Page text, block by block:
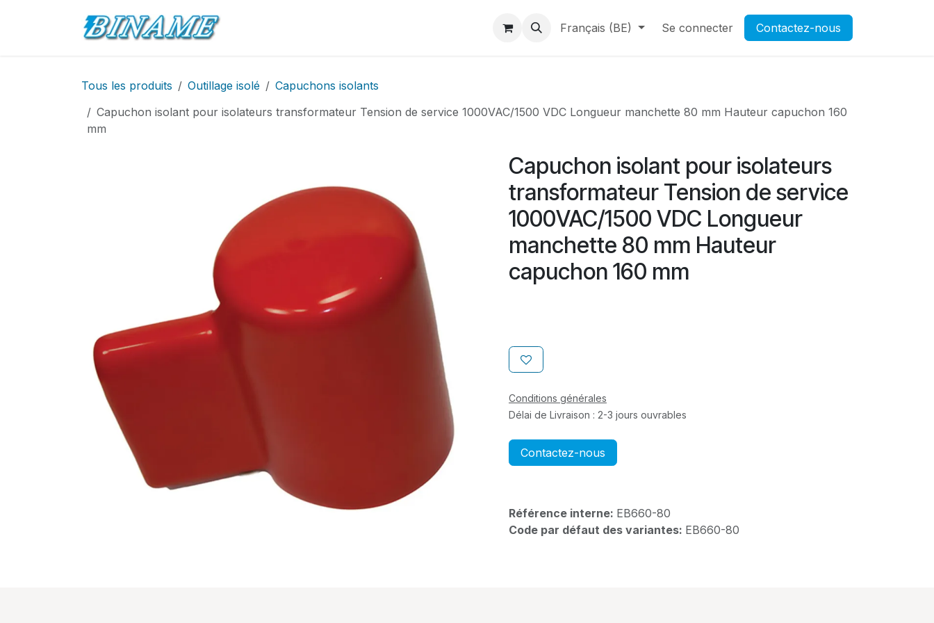
À propos de BINAME Contactez-nous Rendez-vous Ouverture d'un compte
Français (BE) Se connecter Contactez-nous
Tous les produits Outillage isolé
Capuchons isolants
Capuchon isolant pour isolateurs transformateur Tension de service 1000VAC/1500 VDC Longueur manchette 80 mm Hauteur capuchon 160
mm
Capuchon isolant pour isolateurs
transformateur Tension de service
1000VAC/1500 VDC Longueur
manchette 80 mm Hauteur
capuchon 160 mm
Conditions générales
Délai de Livraison : 2-3 jours ouvrables
Contactez-nous
Référence interne: EB660-80
Code par défaut des variantes: EB660-80